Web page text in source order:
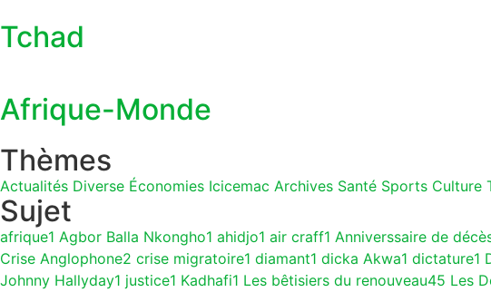
Tchad
Afrique-Monde
Thèmes
Actualités Diverse Économies Icicemac Archives Santé Sports Culture
Sujet
afrique1 Agbor Balla Nkongho1 ahidjo1 air craff1 Anniverssaire de
Crise Anglophone2 crise migratoire1 diamant1 dicka Akwa1 dictature1
Johnny Hallyday1 justice1 Kadhafi1 Les bêtisiers du renouveau45 Les